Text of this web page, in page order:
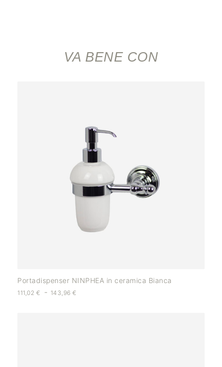
VA BENE CON
Portadispenser NINPHEA in ceramica Bianca
111,02 € - 143,96€